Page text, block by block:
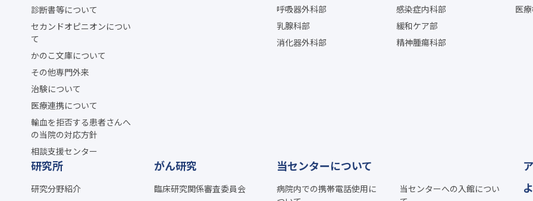
診断書等について
セカンドオピニオンについ
て
かのこ文庫について
その他専門外来
治験について
医療連携について
輸血を拒否する患者さんへ
の当院の対応方針
相談支援センター
呼吸器外科部
乳腺科部
消化器外科部
感染症内科部
緩和ケア部
精神腫瘍科部
医
研究所
研究分野紹介
がん研究
臨床研究関係審査委員会
当センターについて
病院内での携帯電話使用に
当センターへの入館につい